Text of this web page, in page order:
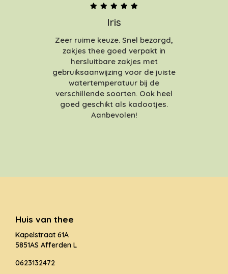
Iris
Zeer ruime keuze. Snel bezorgd,
zakjes thee goed verpakt in
hersluitbare zakjes met
gebruiksaanwijzing voor de juiste
watertemperatuur bij de
verschillende soorten. Ook heel
goed geschikt als kadootjes.
Aanbevolen!
Huis van thee
Kapelstraat 61A
5851AS Afferden L
0623132472